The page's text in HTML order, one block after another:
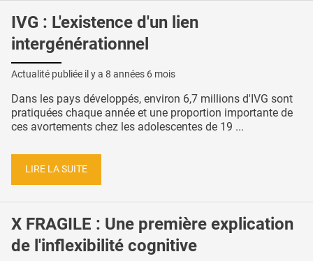
IVG : L'existence d'un lien
intergénérationnel
Actualité publiée il y a 8 années 6 mois
Dans les pays développés, environ 6,7 millions d'IVG sont
pratiquées chaque année et une proportion importante de
ces avortements chez les adolescentes de 19 ...
LIRE LA SUITE
X FRAGILE : Une première explication
de l'inflexibilité cognitive